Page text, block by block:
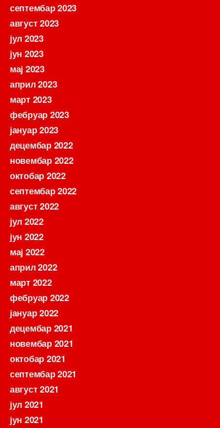
септембар 2023
август 2023
јул 2023
јун 2023
мај 2023
април 2023
март 2023
фебруар 2023
јануар 2023
децембар 2022
новембар 2022
октобар 2022
септембар 2022
август 2022
јул 2022
јун 2022
мај 2022
април 2022
март 2022
фебруар 2022
јануар 2022
децембар 2021
новембар 2021
октобар 2021
септембар 2021
август 2021
јул 2021
јун 2021